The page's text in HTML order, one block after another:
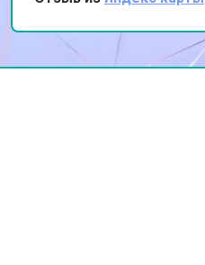
Спасибо за вашу работу!